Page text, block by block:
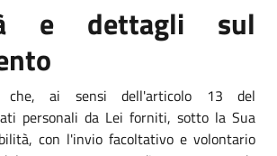
e dettagli sul
che, ai sensi dell'articolo 13 del
personali da Lei forniti, sotto la Sua
con l'invio facoltativo e volontario